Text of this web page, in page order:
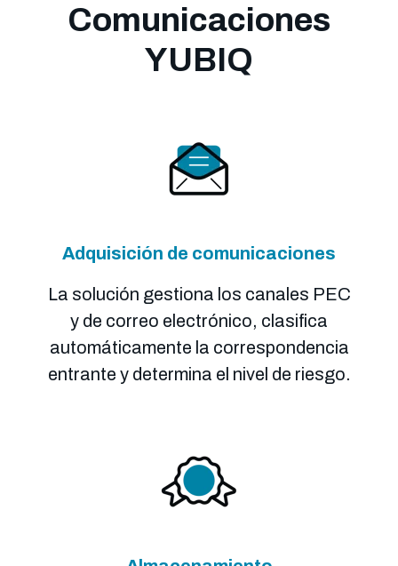
Comunicaciones
YUBIQ
Adquisición de comunicaciones
La solución gestiona los canales PEC
y de correo electrónico, clasifica
automáticamente la correspondencia
entrante y determina el nivel de riesgo.